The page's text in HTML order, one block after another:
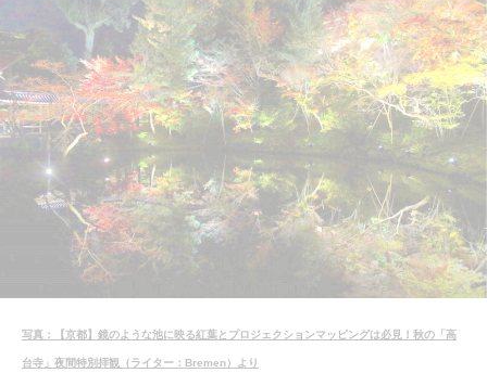
写真：【京都】鏡のような池に映る紅葉とプロジェクションマッピングは必見！秋の「高
台寺」夜間特別拝観（ライター：Bremen）より